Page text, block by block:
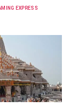
EXPRESS